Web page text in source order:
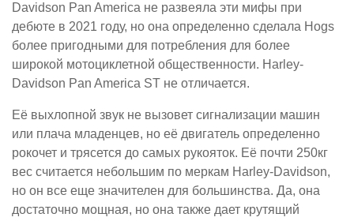
Davidson Pan America не развеяла эти мифы при
дебюте в 2021 году, но она определенно сделала Hogs
более пригодными для потребления для более
широкой мотоциклетной общественности. Harley-
Davidson Pan America ST не отличается.
Её выхлопной звук не вызовет сигнализации машин
или плача младенцев, но её двигатель определенно
рокочет и трясется до самых рукояток. Её почти 250кг
вес считается небольшим по меркам Harley-Davidson,
но он все еще значителен для большинства. Да, она
достаточно мощная, но она также дает крутящий